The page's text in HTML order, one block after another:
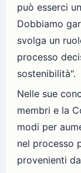
può esserci
Dobbiamo
svolga un
processo
sostenibilità".
Nelle sue
membri e la
modi per
nel processo
provenienti